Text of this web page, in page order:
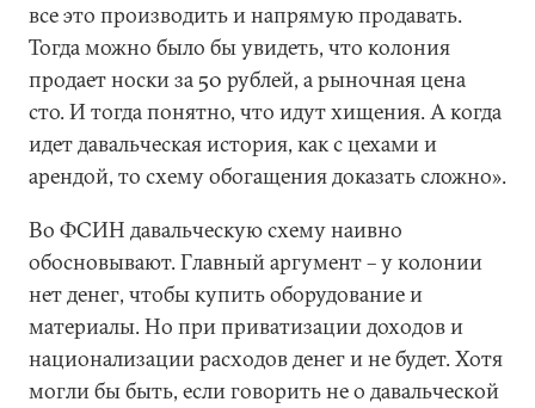
все это производить и напрямую продавать.
Тогда можно было бы увидеть, что колония
продает носки за 50 рублей, а рыночная цена
сто. И тогда понятно, что идут хищения. А когда
идет давальческая история, как с цехами и
арендой, то схему обогащения доказать сложно».
Во ФСИН давальческую схему наивно
обосновывают. Главный аргумент – у колонии
нет денег, чтобы купить оборудование и
материалы. Но при приватизации доходов и
национализации расходов денег и не будет. Хотя
могли бы быть, если говорить не о давальческой